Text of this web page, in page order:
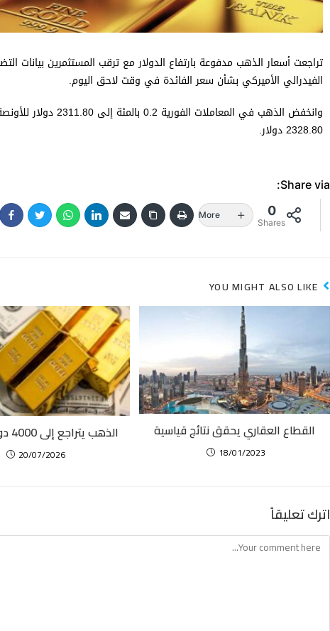
تراجعت أسعار الذهب مدفوعة بارتفاع الدولار مع ترقب المستثمرين بيانات
الفيدرالي الأميركي بشأن سعر الفائدة في وقت لاحق اليوم.
2328.80 دولار.
Share via:
0
Shares
More
YOU MIGHT ALSO LIKE
الذهب يتراجع إلى 4000 دولار للأوقية
20/07/2026
القطاع العقاري يحقق نتائج قياسية
18/01/2023
اترك تعليقاً